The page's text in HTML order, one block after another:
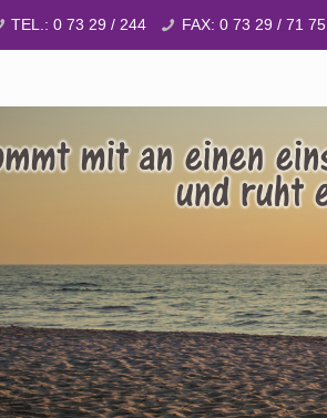
TEL.: 0 73 29 / 244 FAX: 0 73 29 / 71 75